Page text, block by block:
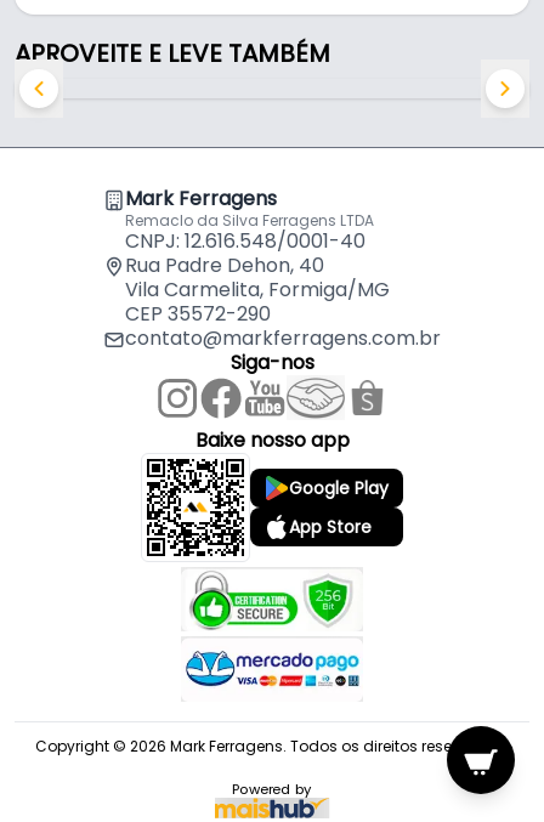
Indicado para:
- União oculta de painéis na montagem de móveis
APROVEITE E LEVE TAMBÉM
Mark Ferragens
Remaclo da Silva Ferragens LTDA
CNPJ: 12.616.548/0001-40
Rua Padre Dehon, 40
Vila Carmelita, Formiga/MG
CEP 35572-290
contato@markferragens.com.br
Siga-nos
Baixe nosso app
Google Play
App Store
Copyright © 2026 Mark Ferragens. Todos os direitos reservados.
Powered by